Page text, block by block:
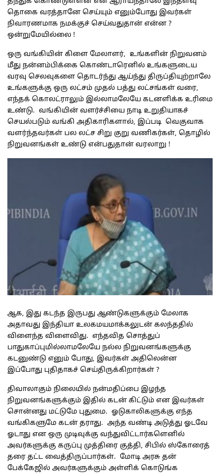
தொகை வரத்தானே செய்யும் எனும்போது இவர்கள்
நிவாரணமாக நமக்குச் செய்வதுதான் என்ன ?
ஒன்றுமேயில்லை !
ஒரு வங்கியின் கிளை மேலாளர், உங்களின் நிறுவனம்
மீது நன்னம்பிக்கை கொண்டாரெனில் உங்களுடைய
வரவு செலவுகளை தொடர்ந்து ஆய்ந்து திருப்தியுற்றாலே
உங்களுக்கு ஒரு லட்சம் முதல் பத்து லட்சங்கள் வரை,
எந்தக் கொலட்ராலும் இல்லாமலேயே கடனளிக்க உரிமை
உண்டு. வங்கியின் வளர்ச்சியை நாடி உறுதியாகச்
செயல்படும் வங்கி அதிகாரிகளால், இப்படி வெகுவாக
வளர்ந்தவர்கள் பல லட்ச சிறு குறு வணிகர்கள், தொழில்
நிறுவனங்கள் உண்டு என்பதுதான் வரலாறு !
ஆக, இது கடந்த இருபது ஆண்டுகளுக்கும் மேலாக
அதாவது இந்தியா உலகமயமாக்கலுடன் கலந்ததில்
விளைந்த விளைவிது. எந்தவித சொத்துப்
பாதுகாப்புமில்லாமலேயே நல்ல நிறுவனங்களுக்கு
கடனுண்டு எனும் போது, இவர்கள் அதிலென்ன
இப்போது புதிதாகச் செய்திருக்கிறார்கள் ?
திவாலாகும் நிலையில் நன்மதிப்பை இழந்த
நிறுவனங்களுக்கும் இதில் கடன் கிட்டும் என இவர்கள்
சொன்னது மட்டுமே புதுமை. ஓடுகாலிகளுக்கு எந்த
வங்கிகளுமே கடன் தராது. அந்த வண்டி அடுத்து ஓடவே
ஓடாது என ஒரு முடிவுக்கு வந்துவிட்டார்களெனில்
அவர்களுக்கு கருப்பு முத்திரை குத்தி, சிபில் ஸ்கோரைத்
தரை தட்ட வைத்திருப்பார்கள். மோடி அரசு தன்
பேக்கேஜில் அவர்களுக்கும் அள்ளிக் கொடுங்க